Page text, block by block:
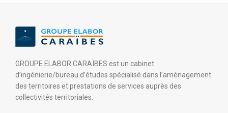
GROUPE ELABOR CARAÏBES est un cabinet
d’ingénierie/bureau d’études spécialisé dans l’aménagement
des territoires et prestations de services auprès des
collectivités territoriales.